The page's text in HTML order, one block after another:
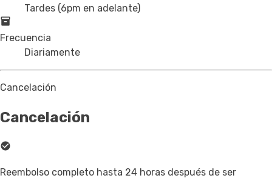
Tardes (6pm en adelante)
Frecuencia
Diariamente
Cancelación
Cancelación
Reembolso completo hasta 24 horas después de ser